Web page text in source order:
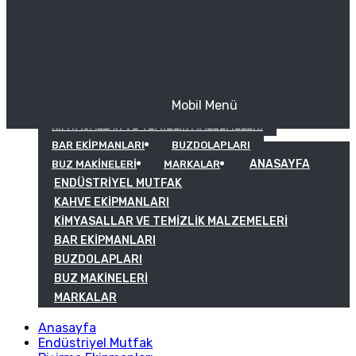
KIMYASALLAR VE TEMIZLIK MALZEMELERI
BAR EKIPMANLARI
BUZDOLAPLARI
BUZ MAKINELERI
MARKALAR
Mobil Menü
ANASAYFA
ENDÜSTRIYEL MUTFAK
KAHVE EKIPMANLARI
KIMYASALLAR VE TEMIZLIK MALZEMELERI
BAR EKIPMANLARI
BUZDOLAPLARI
BUZ MAKINELERI
MARKALAR
Anasayfa
Endüstriyel Mutfak